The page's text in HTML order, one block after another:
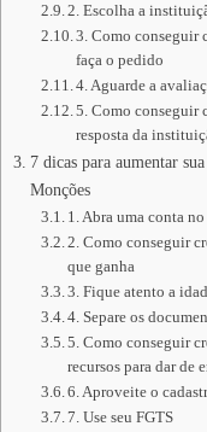
2. Escolha a
3. Como conseguir
faça o pedido
4. Aguarde a
5. Como conseguir
resposta da
7 dicas para aumentar
Monções
1. Abra uma conta
2. Como conseguir
que ganha
3. Fique atento a
4. Separe os
5. Como conseguir
recursos para dar de
6. Aproveite o
7. Use seu FGTS